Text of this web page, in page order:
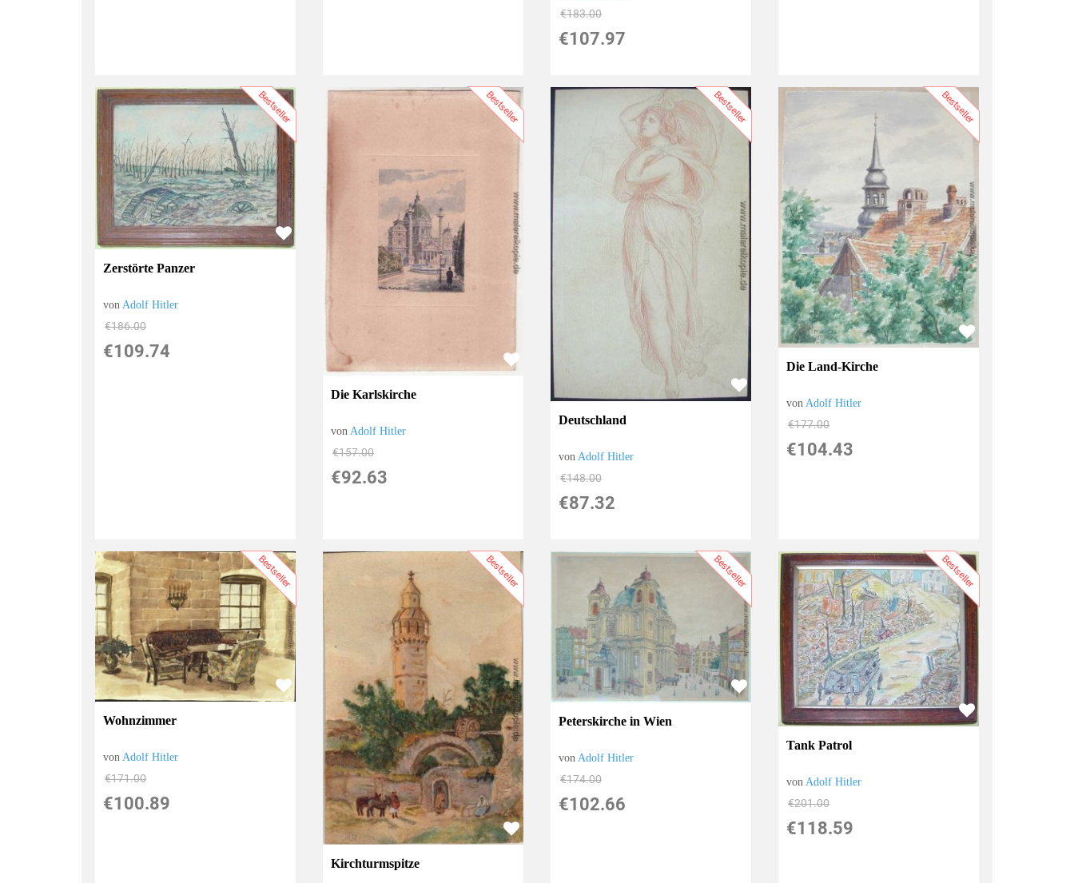
€183.00
€107.97
Bestseller
Zerstörte Panzer
vonAdolf Hitler
€186.00
€109.74
Bestseller
Die Karlskirche
vonAdolf Hitler
€157.00
€92.63
Bestseller
Deutschland
von Adolf Hitler
€148.00
€87.32
Bestseller
Die Land-Kirche
von Adolf Hitler
€177.00
€104.43
Bestseller
Wohnzimmer
von Adolf Hitler
€171.00
€100.89
Bestseller
Kirchturmspitze
Bestseller
Peterskirche in Wien
vonAdolf Hitler
€174.00
€102.66
Bestseller
Tank Patrol
vonAdolf Hitler
€201.00
€118.59